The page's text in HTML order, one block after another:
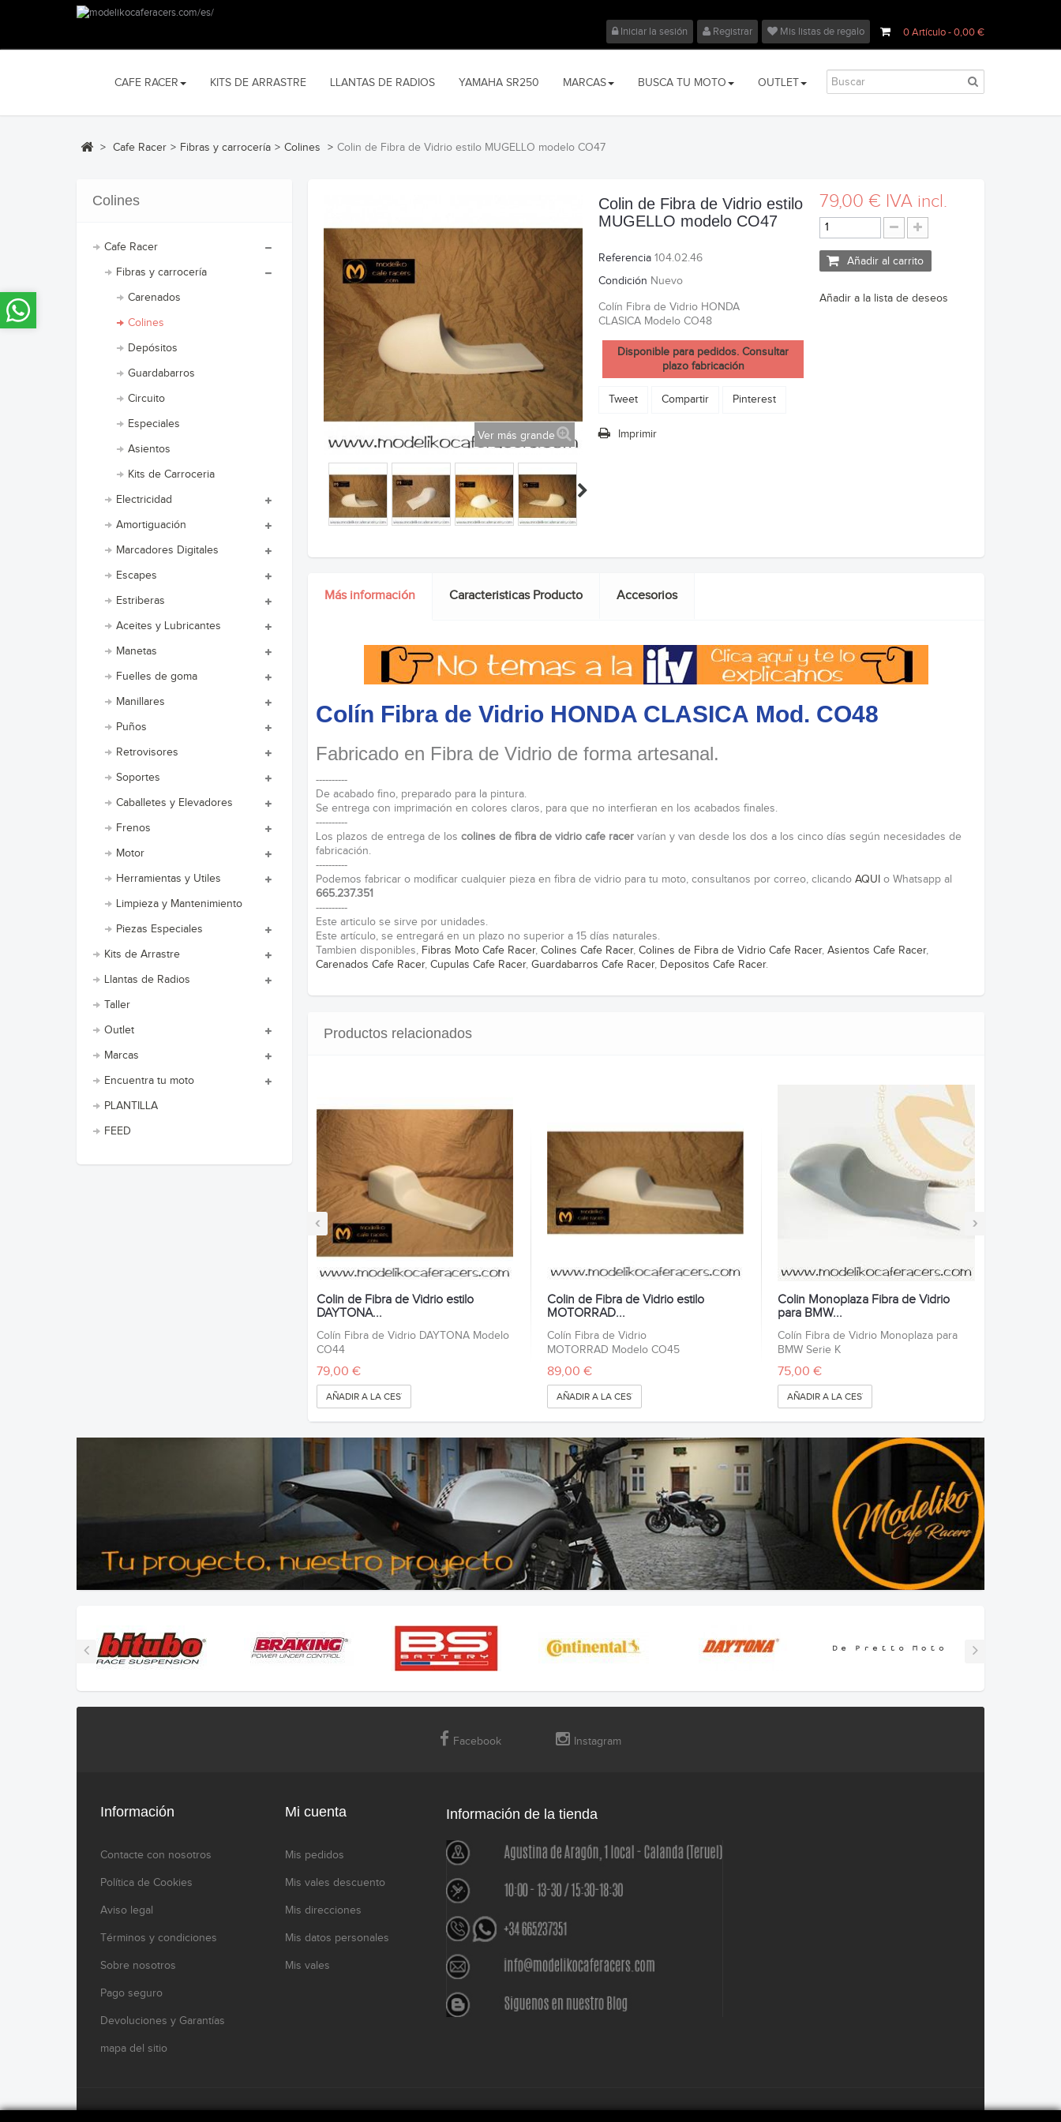
0Artículo- 0,00 €
Iniciar la sesión Registrar Mis listas de regalo
CAFE RACER KITS DE ARRASTRE LLANTAS DE RADIOS YAMAHA SR250 MARCAS BUSCA TU MOTO OUTLET
> Cafe Racer > Fibras y carrocería > Colines > Colin de Fibra de Vidrio estilo MUGELLO modelo CO47
Colines
Cafe Racer
Fibras y carrocería
Carenados
Colines
Depósitos
Guardabarros
Circuito
Especiales
Asientos
Kits de Carroceria
Electricidad
Amortiguación
Marcadores Digitales
Escapes
Estriberas
Aceites y Lubricantes
Manetas
Fuelles de goma
Manillares
Puños
Retrovisores
Soportes
Caballetes y Elevadores
Frenos
Motor
Herramientas y Utiles
Limpieza y Mantenimiento
Piezas Especiales
Kits de Arrastre
Llantas de Radios
Taller
Outlet
Marcas
Encuentra tu moto
PLANTILLA
FEED
Ver más grande
Colin de Fibra de Vidrio estilo
MUGELLO modelo CO47
Referencia 104.02.46
Condición Nuevo
Colín Fibra de Vidrio HONDA
CLASICA Modelo CO48
Disponible para pedidos. Consultar
plazo fabricación
Tweet Compartir Pinterest
Imprimir
79,00 € IVA incl.
Añadir al carrito
Añadir a la lista de deseos
Más información Caracteristicas Producto Accesorios
Colín Fibra de Vidrio HONDA CLASICA Mod. CO48
Fabricado en Fibra de Vidrio de forma artesanal.
----------
De acabado fino, preparado para la pintura.
Se entrega con imprimación en colores claros, para que no interfieran en los acabados finales.
----------
Los plazos de entrega de los colines de fibra de vidrio cafe racervarían y van desde los dos a los cinco días según necesidades de
fabricación.
----------
Podemos fabricar o modificar cualquier pieza en fibra de vidrio para tu moto, consultanos por correo, clicando AQUI o Whatsapp al
665.237.351
----------
Este articulo se sirve por unidades.
Este artículo, se entregará en un plazo no superior a 15 días naturales.
Tambien disponibles, Fibras Moto Cafe Racer, Colines Cafe Racer, Colines de Fibra de Vidrio Cafe Racer, Asientos Cafe Racer,
Carenados Cafe Racer, Cupulas Cafe Racer, Guardabarros Cafe Racer, Depositos Cafe Racer.
Productos relacionados
‹ ›
Colin de Fibra de Vidrio estilo
DAYTONA...
Colín Fibra de Vidrio DAYTONA Modelo
CO44
79,00 €
AÑADIR A LA CESTA
Colin de Fibra de Vidrio estilo
MOTORRAD...
Colín Fibra de Vidrio
MOTORRAD Modelo CO45
89,00 €
AÑADIR A LA CESTA
Colin Monoplaza Fibra de Vidrio
para BMW...
Colín Fibra de Vidrio Monoplaza para
BMW Serie K
75,00 €
AÑADIR A LA CESTA
Facebook Instagram
Información
Contacte con nosotros
Política de Cookies
Aviso legal
Términos y condiciones
Sobre nosotros
Pago seguro
Devoluciones y Garantías
mapa del sitio
Mi cuenta
Mis pedidos
Mis vales descuento
Mis direcciones
Mis datos personales
Mis vales
Información de la tienda